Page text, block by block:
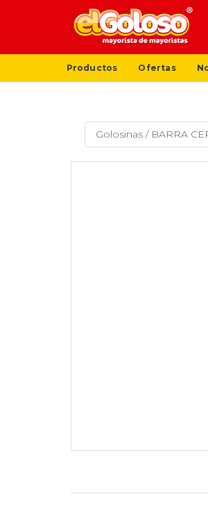
Productos Ofertas
Golosinas / BARRA